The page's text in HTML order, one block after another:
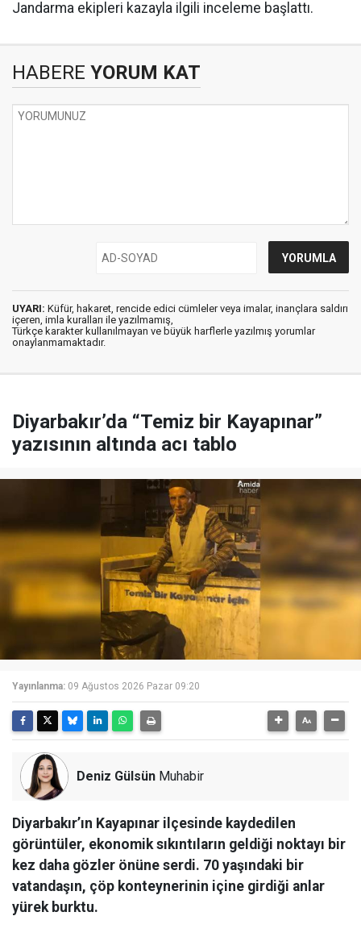
Jandarma ekipleri kazayla ilgili inceleme başlattı.
HABERE YORUM KAT
UYARI: Küfür, hakaret, rencide edici cümleler veya imalar, inançlara saldırı
içeren, imla kuralları ile yazılmamış,
Türkçe karakter kullanılmayan ve büyük harflerle yazılmış yorumlar
onaylanmamaktadır.
Diyarbakır’da “Temiz bir Kayapınar”
yazısının altında acı tablo
Yayınlanma: 09 Ağustos 2026 Pazar 09:20
Deniz Gülsün Muhabir
Diyarbakır’ın Kayapınar ilçesinde kaydedilen
görüntüler, ekonomik sıkıntıların geldiği noktayı bir
kez daha gözler önüne serdi. 70 yaşındaki bir
vatandaşın, çöp konteynerinin içine girdiği anlar
yürek burktu.